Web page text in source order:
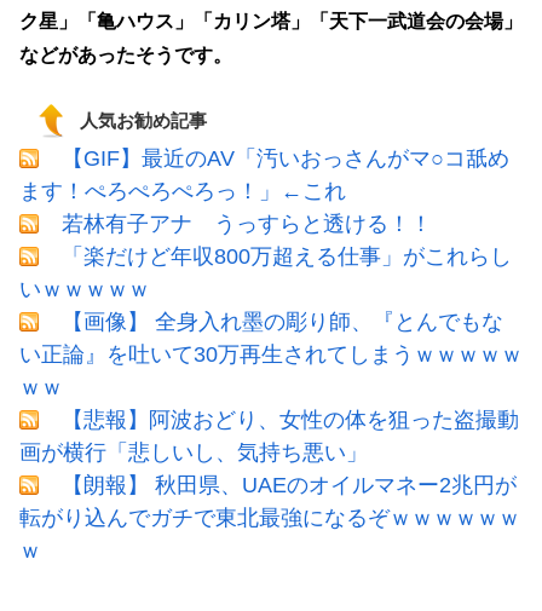
ク星」「亀ハウス」「カリン塔」「天下一武道会の会場」
などがあったそうです。
人気お勧め記事
【GIF】最近のAV「汚いおっさんがマ○コ舐め
ます！ぺろぺろぺろっ！」←これ
若林有子アナ うっすらと透ける！！
「楽だけど年収800万超える仕事」がこれらし
いｗｗｗｗｗ
【画像】 全身入れ墨の彫り師、『とんでもな
い正論』を吐いて30万再生されてしまうｗｗｗｗｗ
ｗｗ
【悲報】阿波おどり、女性の体を狙った盗撮動
画が横行「悲しいし、気持ち悪い」
【朗報】 秋田県、UAEのオイルマネー2兆円が
転がり込んでガチで東北最強になるぞｗｗｗｗｗｗ
ｗ